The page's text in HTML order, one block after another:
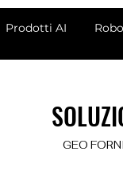
Prodotti AI
GEO